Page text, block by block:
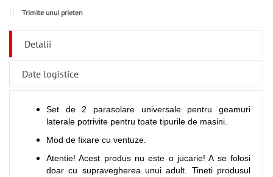
Trimite unui prieten
Detalii
Date logistice
Set de 2 parasolare universale pentru geamuri
laterale potrivite pentru toate tipurile de masini.
Mod de fixare cu ventuze.
Atentie! Acest produs nu este o jucarie! A se folosi
doar cu supravegherea unui adult. Tineti produsul